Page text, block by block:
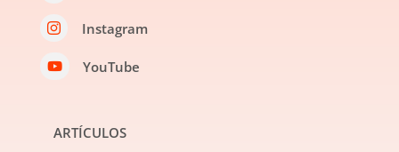
 Instagram
 YouTube
ARTÍCULOS